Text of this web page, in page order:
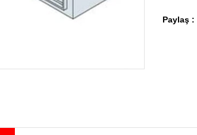
Paylaş :